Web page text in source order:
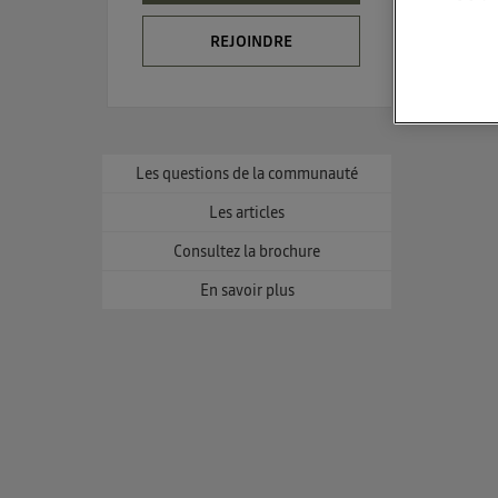
REJOINDRE
Les questions de la communauté
Les articles
Consultez la brochure
En savoir plus
La
Elle
et